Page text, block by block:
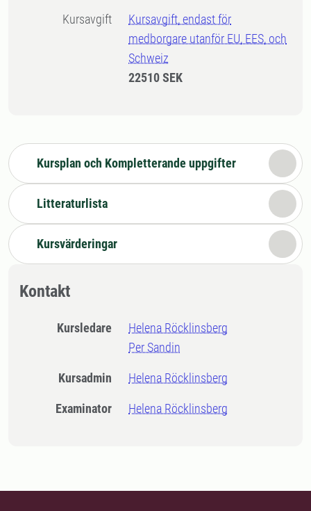
Kursavgift
Kursavgift, endast för
medborgare utanför EU, EES, och
Schweiz
22510 SEK
Kursplan och Kompletterande uppgifter
Litteraturlista
Kursvärderingar
Kontakt
Kursledare
Helena Röcklinsberg
Per Sandin
Kursadmin Helena Röcklinsberg
Examinator Helena Röcklinsberg